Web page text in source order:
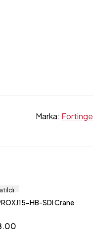
Marka: Fortinge
HB-SDI Crane